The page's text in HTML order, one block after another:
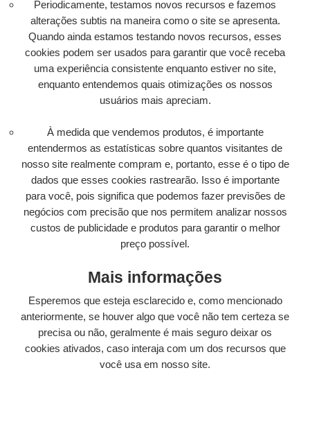
Periodicamente, testamos novos recursos e fazemos
alterações subtis na maneira como o site se apresenta.
Quando ainda estamos testando novos recursos, esses
cookies podem ser usados ​​para garantir que você receba
uma experiência consistente enquanto estiver no site,
enquanto entendemos quais otimizações os nossos
usuários mais apreciam.
À medida que vendemos produtos, é importante
entendermos as estatísticas sobre quantos visitantes de
nosso site realmente compram e, portanto, esse é o tipo de
dados que esses cookies rastrearão. Isso é importante
para você, pois significa que podemos fazer previsões de
negócios com precisão que nos permitem analizar nossos
custos de publicidade e produtos para garantir o melhor
preço possível.
Mais informações
Esperemos que esteja esclarecido e, como mencionado
anteriormente, se houver algo que você não tem certeza se
precisa ou não, geralmente é mais seguro deixar os
cookies ativados, caso interaja com um dos recursos que
você usa em nosso site.